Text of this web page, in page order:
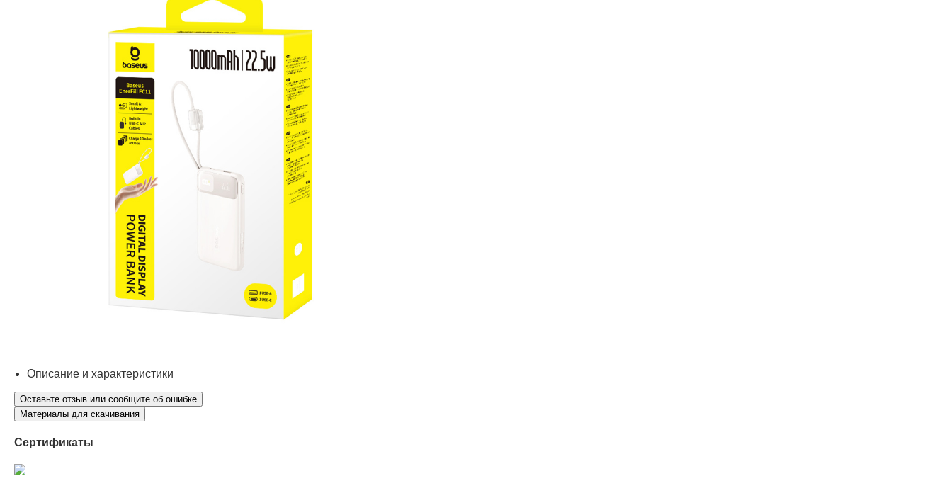
Описание и характеристики
Оставьте отзыв или сообщите об ошибке
Материалы для скачивания
Сертификаты